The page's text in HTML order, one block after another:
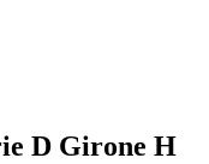
D Girone H